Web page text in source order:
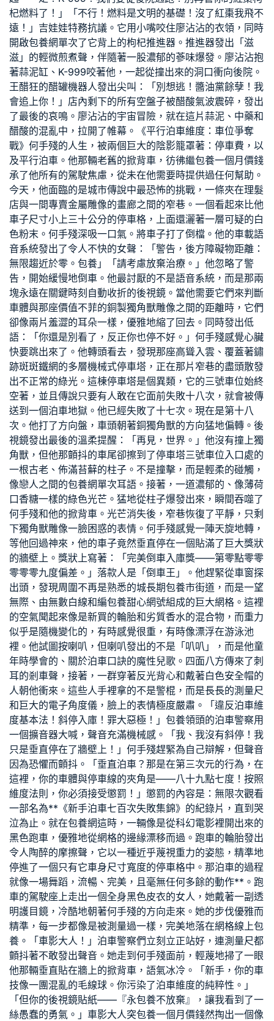
杞燃料了！」「不行！燃料是文明的基礎！沒了紅棗我飛不
遠！」吉娃娃特務抗議。它用小嘴咬住廖沾沾的衣領，同時
開啟包養網單次了它背上的枸杞推進器。推進器發出「滋
滋」的輕微煎煮聲，伴隨著一股濃郁的蔘味爆發。廖沾沾抱
著蒜泥缸、K-999咬著他，一起從撞出來的洞口衝向後院。
王醋狂的醋罐機器人發出尖叫：「別想逃！醬油黨餘孽！我
會追上你！」店內剩下的所有空盤子被醋酸氣波震碎，發出
了最後的哀鳴。廖沾沾的宇宙冒險，就在這片蒜泥、中藥和
醋酸的混亂中，拉開了帷幕。《平行泊車維度：車位爭奪
戰》何手殘的人生，被兩個巨大的陰影籠罩著：停車費，以
及平行泊車。他那輛老舊的掀背車，彷彿繼包養一個月價錢
承了他所有的駕駛焦慮，從未在他需要時提供過任何幫助。
今天，他面臨的是城市傳說中最恐怖的挑戰，一條夾在理髮
店與一間專賣金屬雕像的畫廊之間的窄巷。一個看起來比他
車子尺寸小上三十公分的停車格，上面還灑著一層可疑的白
色粉末。何手殘深吸一口氣。將車子打了倒檔。他的車載語
音系統發出了令人不快的女聲：「警告，後方障礙物距離：
無限趨近於零。 包養 」「請考慮放棄治療。」他忽略了警
告，開始緩慢地倒車。他最討厭的不是語音系統，而是那兩
塊永遠在關鍵時刻自動收折的後視鏡。當他需要它們來判斷
車體與那座價值不菲的銅製獨角獸雕像之間的距離時，它們
卻像兩片羞澀的耳朵一樣，優雅地縮了回去。同時發出低
語：「你還是別看了，反正你也停不好。」何手殘感覺心臟
快要跳出來了。他轉頭看去，發現那座高聳入雲、覆蓋著鏽
跡斑斑鐵網的多層機械式停車塔，正在那片窄巷的盡頭散發
出不正常的綠光。這棟停車塔是個異類，它的三號車位始終
空著，並且傳說只要有人敢在它面前失敗十八次，就會被傳
送到一個泊車地獄。他已經失敗了十七次。現在是第十八
次。他打了方向盤，車頭朝著銅獨角獸的方向猛地偏轉。後
視鏡發出最後的溫柔提醒：「再見，世界。」他沒有撞上獨
角獸，但他那顫抖的車尾卻擦到了停車塔三號車位入口處的
一根古老、佈滿苔蘚的柱子。不是撞擊，而是輕柔的碰觸，
像戀人之間的包養網單次耳語。接著，一道濃郁的、像薄荷
口香糖一樣的綠色光芒。猛地從柱子爆發出來，瞬間吞噬了
何手殘和他的掀背車。光芒消失後，窄巷恢復了平靜，只剩
下獨角獸雕像一臉困惑的表情。何手殘感覺一陣天旋地轉，
等他回過神來，他的車子竟然垂直停在一個貼滿了巨大獎狀
的牆壁上。獎狀上寫著：「完美倒車入庫獎——第零點零零
零零零九度偏差。」落款人是「倒車王」。他趕緊從車窗探
出頭，發現周圍不再是熟悉的城長期包養市街道，而是一望
無際、由無數白線和編包養甜心網號組成的巨大網格。這裡
的空氣聞起來像是新買的輪胎和劣質香水的混合物，而重力
似乎是隨機變化的，有時感覺很重，有時像漂浮在游泳池
裡。他試圖按喇叭，但喇叭發出的不是「叭叭」，而是他童
年時學會的、關於泊車口訣的魔性兒歌。四面八方傳來了刺
耳的剎車聲，接著，一群穿著反光背心和戴著白色安全帽的
人朝他衝來。這些人手裡拿的不是警棍，而是長長的測量尺
和巨大的電子角度儀，臉上的表情極度嚴肅。「違反泊車維
度基本法！斜停入庫！罪大惡極！」 包養領頭的泊車警察用
一個擴音器大喊，聲音充滿機械感。「我、我沒有斜停！我
只是垂直停在了牆壁上！」何手殘趕緊為自己辯解，但聲音
因為恐懼而顫抖。「垂直泊車？那是在第三次元的行為，在
這裡，你的車體與停車線的夾角是——八十九點七度！按照
維度法則，你必須接受懲罰！」懲罰的內容是：無限次觀看
一部名為**《新手泊車七百次失敗集錦》的紀錄片，直到哭
泣為止。就在包養網這時，一輛像是從科幻電影裡開出來的
黑色跑車，優雅地從網格的邊緣漂移而過。跑車的輪胎發出
令人陶醉的摩擦聲，它以一種近乎蔑視重力的姿態，精準地
停進了一個只有它車身尺寸寬度的停車格中。那泊車的過程
就像一場舞蹈，流暢、完美，且毫無任何多餘的動作**。跑
車的駕駛座上走出一個全身黑色皮衣的女人，她戴著一副透
明護目鏡，冷酷地朝著何手殘的方向走來。她的步伐優雅而
精準，每一步都像是被測量過一樣，完美地落在網格線上包
養 。「車影大人！」泊車警察們立刻立正站好，連測量尺都
顫抖著不敢發出聲音。她走到何手殘面前，輕蔑地掃了一眼
他那輛垂直貼在牆上的掀背車，語氣冰冷。「新手，你的車
技像一團混亂的毛線球。你污染了泊車維度的純粹性。」
「但你的後視鏡貼紙——『永包養不放棄』，讓我看到了一
絲愚蠢的勇氣。」車影大人突包養一個月價錢然掏出一個像